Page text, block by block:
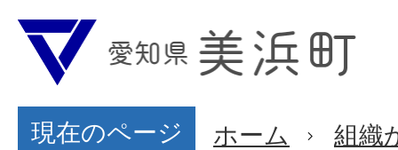
現在のページ ホーム 組織